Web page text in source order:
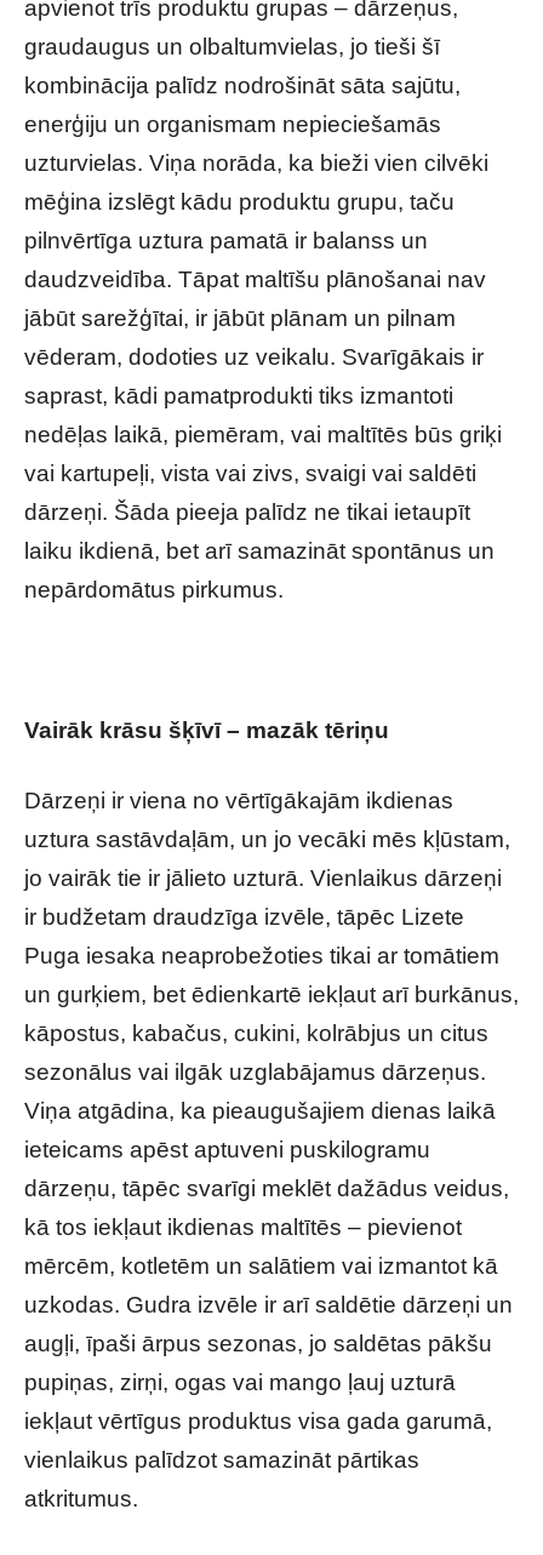
apvienot trīs produktu grupas – dārzeņus,
graudaugus un olbaltumvielas, jo tieši šī
kombinācija palīdz nodrošināt sāta sajūtu,
enerģiju un organismam nepieciešamās
uzturvielas. Viņa norāda, ka bieži vien cilvēki
mēģina izslēgt kādu produktu grupu, taču
pilnvērtīga uztura pamatā ir balanss un
daudzveidība. Tāpat maltīšu plānošanai nav
jābūt sarežģītai, ir jābūt plānam un pilnam
vēderam, dodoties uz veikalu. Svarīgākais ir
saprast, kādi pamatprodukti tiks izmantoti
nedēļas laikā, piemēram, vai maltītēs būs griķi
vai kartupeļi, vista vai zivs, svaigi vai saldēti
dārzeņi. Šāda pieeja palīdz ne tikai ietaupīt
laiku ikdienā, bet arī samazināt spontānus un
nepārdomātus pirkumus.
Vairāk krāsu šķīvī – mazāk tēriņu
Dārzeņi ir viena no vērtīgākajām ikdienas
uztura sastāvdaļām, un jo vecāki mēs kļūstam,
jo vairāk tie ir jālieto uzturā. Vienlaikus dārzeņi
ir budžetam draudzīga izvēle, tāpēc Lizete
Puga iesaka neaprobežoties tikai ar tomātiem
un gurķiem, bet ēdienkartē iekļaut arī burkānus,
kāpostus, kabačus, cukini, kolrābjus un citus
sezonālus vai ilgāk uzglabājamus dārzeņus.
Viņa atgādina, ka pieaugušajiem dienas laikā
ieteicams apēst aptuveni puskilogramu
dārzeņu, tāpēc svarīgi meklēt dažādus veidus,
kā tos iekļaut ikdienas maltītēs – pievienot
mērcēm, kotletēm un salātiem vai izmantot kā
uzkodas. Gudra izvēle ir arī saldētie dārzeņi un
augļi, īpaši ārpus sezonas, jo saldētas pākšu
pupiņas, zirņi, ogas vai mango ļauj uzturā
iekļaut vērtīgus produktus visa gada garumā,
vienlaikus palīdzot samazināt pārtikas
atkritumus.